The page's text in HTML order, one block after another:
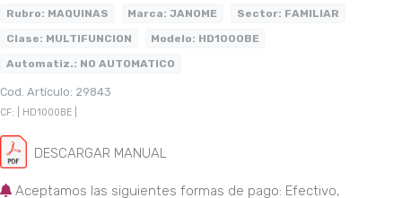
Rubro: MAQUINAS Marca: JANOME Sector: FAMILIAR
Clase: MULTIFUNCION Modelo: HD1000BE
Automatiz.: NO AUTOMATICO
Cod. Artículo: 29843
CF: | HD1000BE |
DESCARGAR MANUAL
Aceptamos las siguientes formas de pago: Efectivo,